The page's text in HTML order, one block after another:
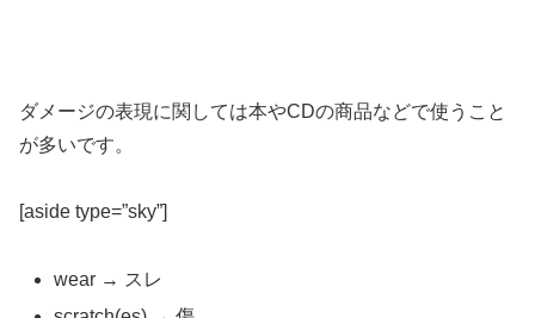
ダメージの表現に関しては本やCDの商品などで使うこと
が多いです。
[aside type=”sky”]
wear → スレ